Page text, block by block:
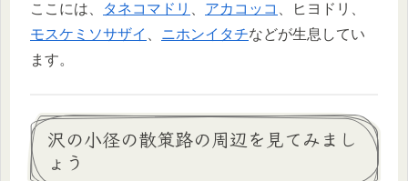
ここには、 タネコマドリ アカコッコ
、ヒヨドリ、
モスケミソサザイ
ニホンイタチなどが生息してい
ます。
沢の小径の散策路の周辺を見てみまし
ょう